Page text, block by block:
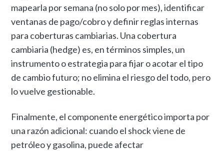
mapearla por semana (no solo por mes), identificar
ventanas de pago/cobro y definir reglas internas
para coberturas cambiarias. Una cobertura
cambiaria (hedge) es, en términos simples, un
instrumento o estrategia para fijar o acotar el tipo
de cambio futuro; no elimina el riesgo del todo, pero
lo vuelve gestionable.
Finalmente, el componente energético importa por
una razón adicional: cuando el shock viene de
petróleo y gasolina, puede afectar